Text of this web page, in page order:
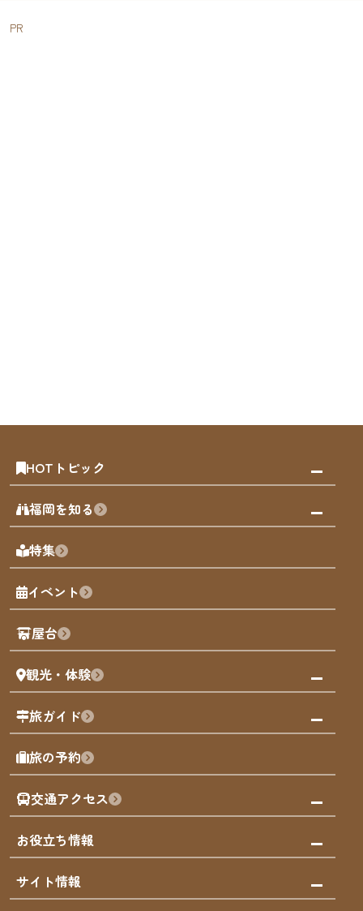
PR
HOTトピック
みんなの旅行記
天神エリア
博多旧市街
福岡城
歴史・文化
福岡を知る
福岡の見どころ
福岡の魅力
観光カレンダー
観光PR動画
まち歩き
福岡グルメ
福岡を楽しむ
福岡のアート
福岡のナイトタイム
福岡の歴史・文化
サステナブルツーリズム
福岡検定
よかなび音声ガイド
特集
イベント
屋台
観光・体験
観る・遊ぶ
屋台
買う
体験
泊まる
旅ガイド
モデルコース
AIおまかせコース
オリジナルプラン
みんなの旅行記
旅の予約
交通アクセス
市内交通ガイド
お得なチケット
お役立ち情報
お知らせ
災害情報
サイト情報